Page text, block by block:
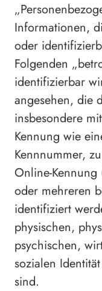
Informationen,
oder
Folgenden
identifizierbar
angesehen, die
insbesondere
Kennung wie
Kennnummer,
Online-
oder mehreren
identifiziert
physischen,
psychischen,
sozialen
sind.